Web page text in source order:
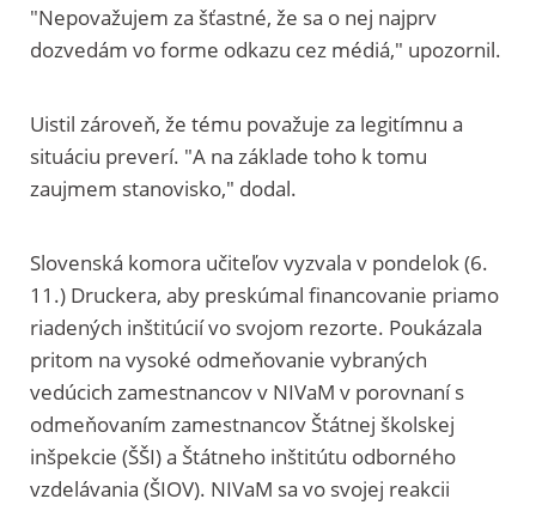
"Nepovažujem za šťastné, že sa o nej najprv
dozvedám vo forme odkazu cez médiá," upozornil.
Uistil zároveň, že tému považuje za legitímnu a
situáciu preverí. "A na základe toho k tomu
zaujmem stanovisko," dodal.
Slovenská komora učiteľov vyzvala v pondelok (6.
11.) Druckera, aby preskúmal financovanie priamo
riadených inštitúcií vo svojom rezorte. Poukázala
pritom na vysoké odmeňovanie vybraných
vedúcich zamestnancov v NIVaM v porovnaní s
odmeňovaním zamestnancov Štátnej školskej
inšpekcie (ŠŠI) a Štátneho inštitútu odborného
vzdelávania (ŠIOV). NIVaM sa vo svojej reakcii